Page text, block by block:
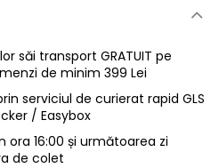
săi transport GRATUIT pe
de minim 399 Lei
serviciul de curierat rapid GLS
/ Easybox
16:00 și următoarea zi
de colet